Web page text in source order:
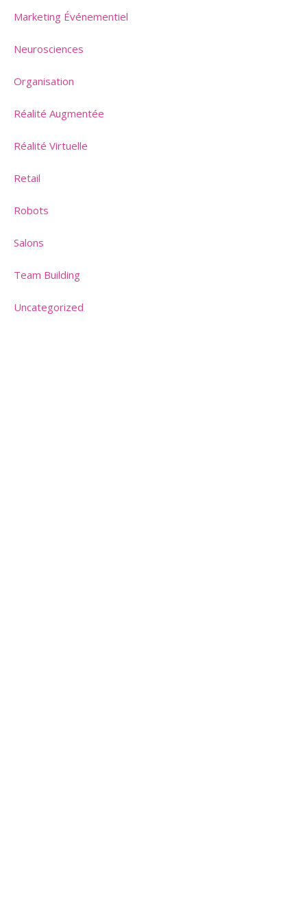
Marketing Événementiel
Neurosciences
Organisation
Réalité Augmentée
Réalité Virtuelle
Retail
Robots
Salons
Team Building
Uncategorized